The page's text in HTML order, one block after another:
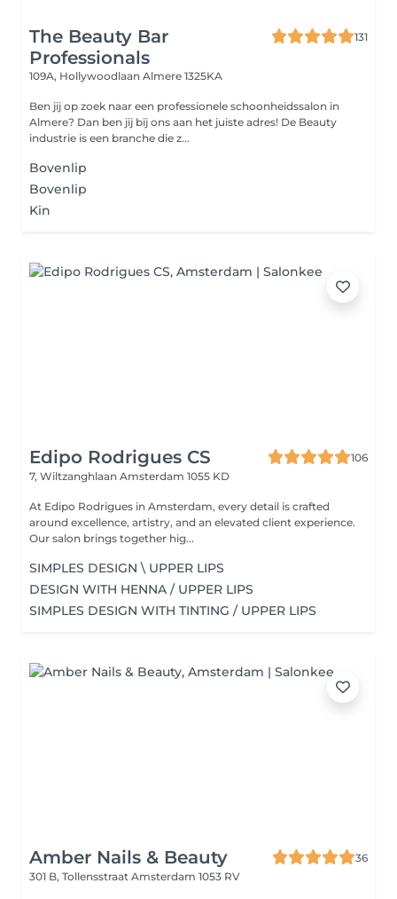
The Beauty Bar
Professionals
131
109A, Hollywoodlaan Almere 1325KA
Ben jij op zoek naar een professionele schoonheidssalon in
Almere? Dan ben jij bij ons aan het juiste adres! De Beauty
industrie is een branche die z...
Bovenlip
Bovenlip
Kin
Edipo Rodrigues CS
106
7, Wiltzanghlaan Amsterdam 1055 KD
At Edipo Rodrigues in Amsterdam, every detail is crafted
around excellence, artistry, and an elevated client experience.
Our salon brings together hig...
SIMPLES DESIGN \ UPPER LIPS
DESIGN WITH HENNA / UPPER LIPS
SIMPLES DESIGN WITH TINTING / UPPER LIPS
Amber Nails & Beauty
36
301 B, Tollensstraat Amsterdam 1053 RV